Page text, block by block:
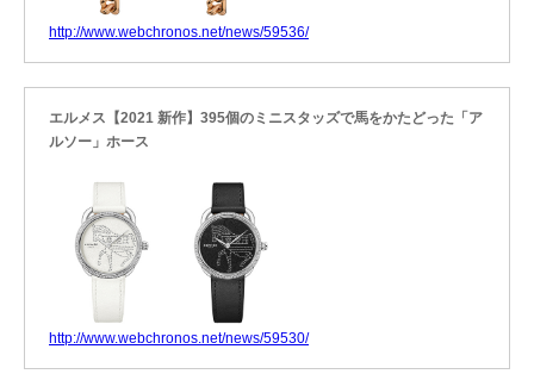
http://www.webchronos.net/news/59536/
エルメス【2021 新作】395個のミニスタッズで馬をかたどった「ア
ルソー」ホース
http://www.webchronos.net/news/59530/